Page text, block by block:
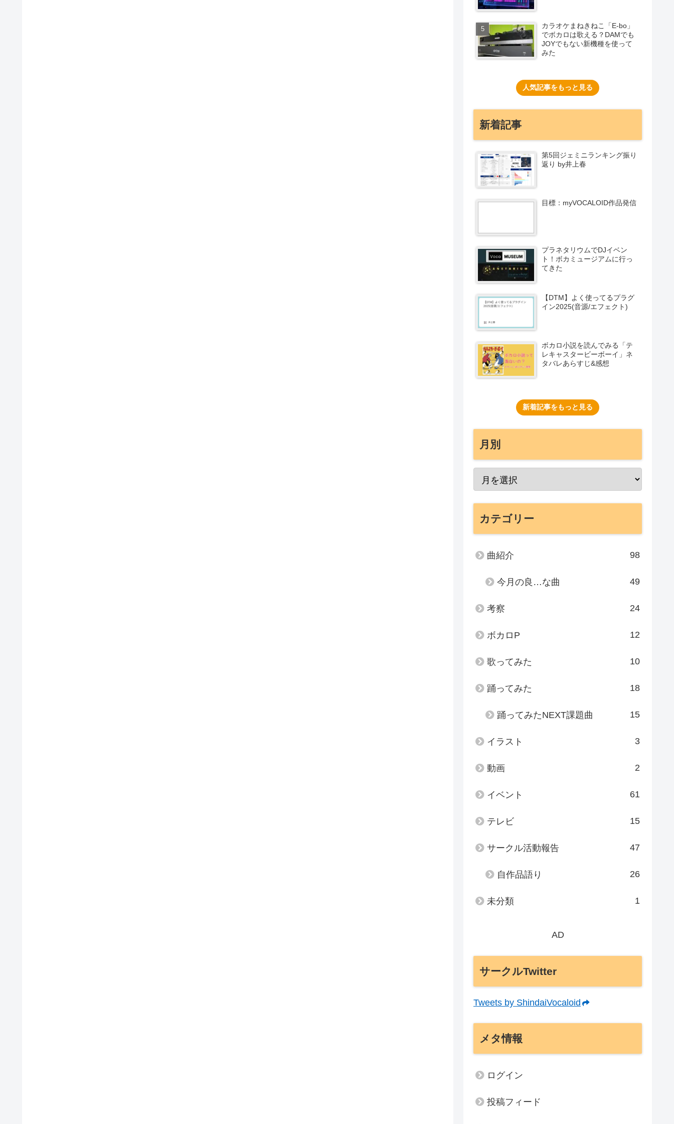
カラオケまねきねこ「E-bo」
でボカロは歌える？DAMでも
JOYでもない新機種を使って
みた
人気記事をもっと見る
新着記事
第5回ジェミニランキング振り
返り by井上春
目標：myVOCALOID作品発信
プラネタリウムでDJイベン
ト！ボカミュージアムに行っ
てきた
【DTM】よく使ってるプラグ
イン2025(音源/エフェクト)
ボカロ小説を読んでみる「テ
レキャスタービーボーイ」ネ
タバレあらすじ&感想
新着記事をもっと見る
月別
カテゴリー
曲紹介 98
今月の良…な曲 49
考察 24
ボカロP 12
歌ってみた 10
踊ってみた 18
踊ってみたNEXT課題曲 15
イラスト 3
動画 2
イベント 61
テレビ 15
サークル活動報告 47
自作品語り 26
未分類 1
AD
サークルTwitter
Tweets by ShindaiVocaloid
メタ情報
ログイン
投稿フィード